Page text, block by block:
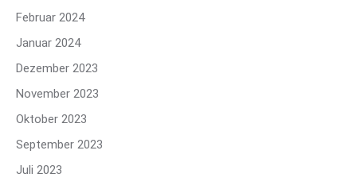
Februar 2024
Januar 2024
Dezember 2023
November 2023
Oktober 2023
September 2023
Juli 2023